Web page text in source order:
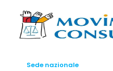
Sede nazionale